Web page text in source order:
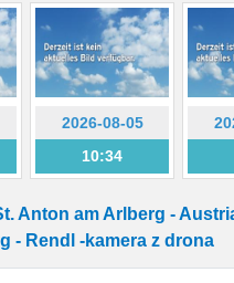
2026-08-05
10:34
Anton am Arlberg -
- Rendl -kamera z drona